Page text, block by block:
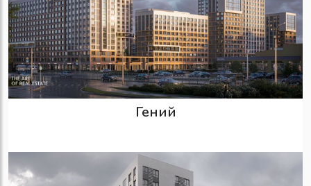
Гений